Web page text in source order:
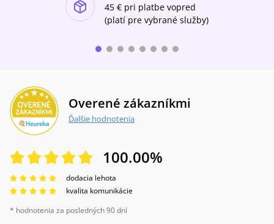
45 € pri platbe vopred
(platí pre vybrané služby)
Overené zákazníkmi
Ďalšie hodnotenia
100.00%
dodacia lehota
kvalita komunikácie
* hodnotenia za posledných 90 dní